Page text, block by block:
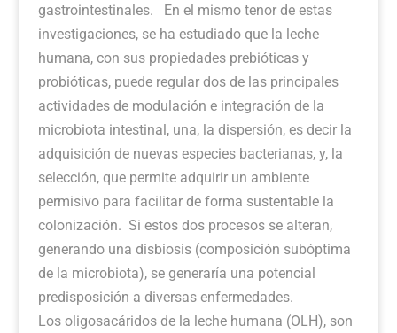
gastrointestinales. En el mismo tenor de estas
investigaciones, se ha estudiado que la leche
humana, con sus propiedades prebióticas y
probióticas, puede regular dos de las principales
actividades de modulación e integración de la
microbiota intestinal, una, la dispersión, es decir la
adquisición de nuevas especies bacterianas, y, la
selección, que permite adquirir un ambiente
permisivo para facilitar de forma sustentable la
colonización. Si estos dos procesos se alteran,
generando una disbiosis (composición subóptima
de la microbiota), se generaría una potencial
predisposición a diversas enfermedades.
Los oligosacáridos de la leche humana (OLH), son